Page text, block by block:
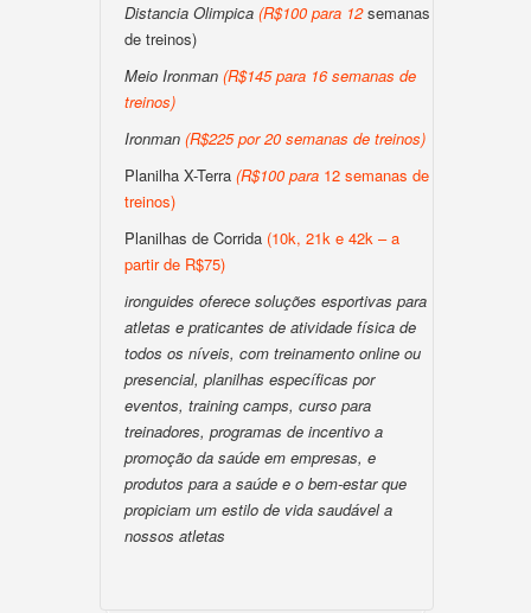
Distancia Olimpica (R$100 para 12semanas
de treinos)
Meio Ironman (R$145 para 16 semanas de
treinos)
Ironman (R$225 por 20 semanas de treinos)
Planilha X-Terra (R$100 para 12 semanas de
treinos)
Planilhas de Corrida (10k, 21k e 42k – a
partir de R$75)
ironguides oferece soluções esportivas para
atletas e praticantes de atividade física de
todos os níveis, com treinamento online ou
presencial, planilhas específicas por
eventos, training camps, curso para
treinadores, programas de incentivo a
promoção da saúde em empresas, e
produtos para a saúde e o bem-estar que
propiciam um estilo de vida saudável a
nossos atletas